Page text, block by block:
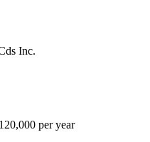
Inc.
per year